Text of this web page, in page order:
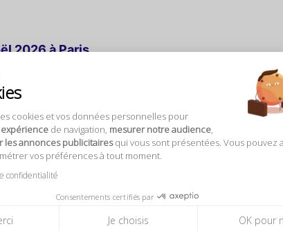
cookies et vos données personnelles pour
de navigation, mesurer notre audience,
les annonces publicitairesqui vous sont présentées. Vous pouvez
vos préférences à tout moment.
confidentialité
Consentements certifiés par
Je choisis OK pour
2026 à Paris
parfait entre plaisir gustatif et confort. La
: entrée, plat et dessert, spécialement conçu pour
de vue, l’option VIPà135,00 € par personnegarantit
servi à l’apéritif, d’une ½ bouteille de vin par
de son déjeuner dans un cadre élégant et
sensorielle complète, où la vue sublime le goût.